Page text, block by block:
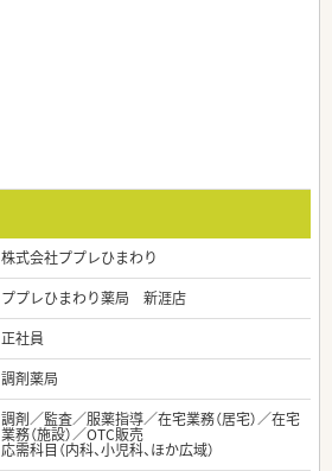
株式会社ププレひまわり
ププレひまわり薬局 新涯店
正社員
調剤薬局
調剤／監査／服薬指導／在宅業務（居宅）／在宅
業務（施設）／OTC販売
応需科目（内科、小児科、ほか広域）